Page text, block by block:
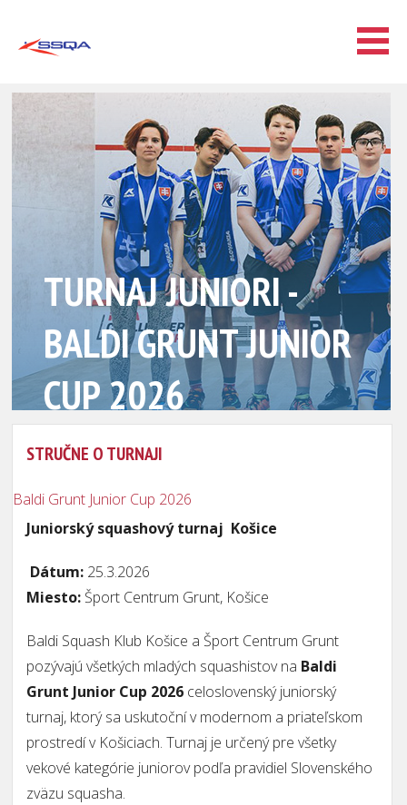
TURNAJ JUNIORI -
BALDI GRUNT JUNIOR
CUP 2026
STRUČNE O TURNAJI
Baldi Grunt Junior Cup 2026
Juniorský squashový turnaj Košice
Dátum: 25.3.2026
Miesto: Šport Centrum Grunt, Košice
Baldi Squash Klub Košice a Šport Centrum Grunt
pozývajú všetkých mladých squashistov na Baldi
Grunt Junior Cup 2026 celoslovenský juniorský
turnaj, ktorý sa uskutoční v modernom a priateľskom
prostredí v Košiciach. Turnaj je určený pre všetky
vekové kategórie juniorov podľa pravidiel Slovenského
zväzu squasha.